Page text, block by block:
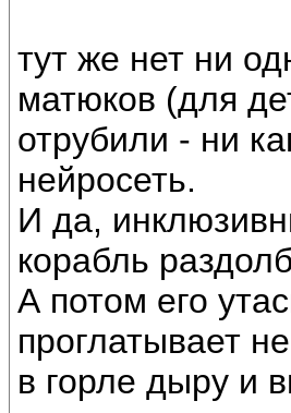
тут же нет ни
матюков (для
отрубили - ни
нейросеть.
И да,
корабль
А потом его
проглатывает
в горле дыру и